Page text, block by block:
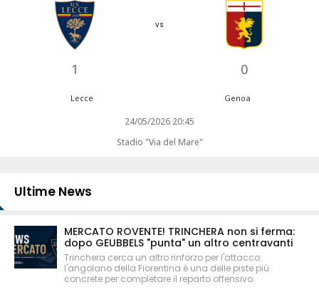
1
vs
0
Lecce Genoa
24/05/2026 20:45
Stadio "Via del Mare"
Ultime News
MERCATO ROVENTE! TRINCHERA non si ferma:
dopo GEUBBELS "punta" un altro centravanti
Trinchera cerca un altro rinforzo per l'attacco:
l'angolano della Fiorentina è una delle piste più
concrete per completare il reparto offensivo.